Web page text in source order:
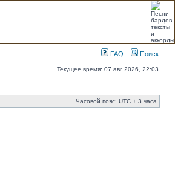
FAQ Поиск
Текущее время: 07 авг 2026, 22:03
Часовой пояс: UTC + 3 часа